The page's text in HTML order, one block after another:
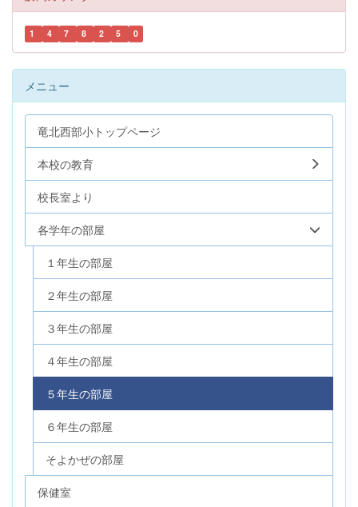
1 4 7 8 2 5 0
メニュー
竜北西部小トップページ
本校の教育
校長室より
各学年の部屋
１年生の部屋
２年生の部屋
３年生の部屋
４年生の部屋
５年生の部屋
６年生の部屋
そよかぜの部屋
保健室